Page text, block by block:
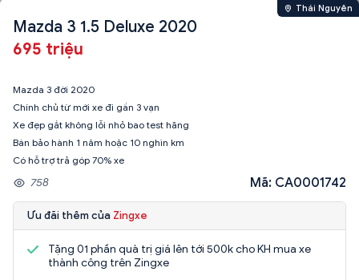
Thái Nguyên
Mazda 3 1.5 Deluxe 2020
695 triệu
Mazda 3 đời 2020
Chính chủ từ mới xe đi gần 3 vạn
Xe đẹp gắt không lỗi nhỏ bao test hãng
Bán bảo hành 1 năm hoặc 10 nghìn km
Có hỗ trợ trả góp 70% xe
758 Mã: CA0001742
Ưu đãi thêm của Zingxe
Tặng 01 phần quà trị giá lên tới 500k cho KH mua xe
thành công trên Zingxe